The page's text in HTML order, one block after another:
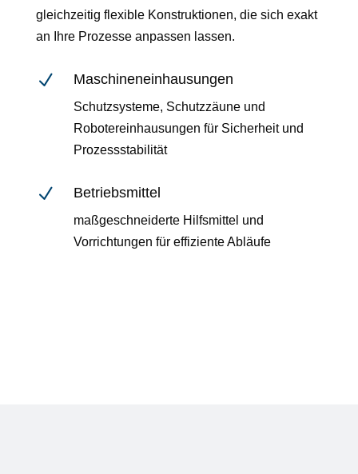
gleichzeitig flexible Konstruktionen, die sich exakt
an Ihre Prozesse anpassen lassen.
N Maschineneinhausungen
Schutzsysteme, Schutzzäune und
Robotereinhausungen für Sicherheit und
Prozessstabilität
N Betriebsmittel
maßgeschneiderte Hilfsmittel und
Vorrichtungen für effiziente Abläufe